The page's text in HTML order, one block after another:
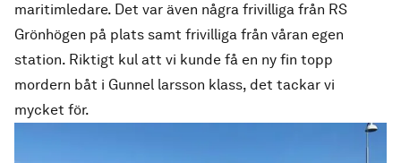
maritimledare. Det var även några frivilliga från RS
Grönhögen på plats samt frivilliga från våran egen
station. Riktigt kul att vi kunde få en ny fin topp
mordern båt i Gunnel larsson klass, det tackar vi
mycket för.